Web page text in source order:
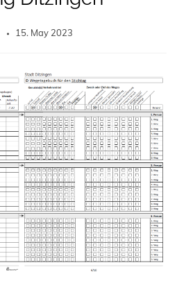
15. May 2023